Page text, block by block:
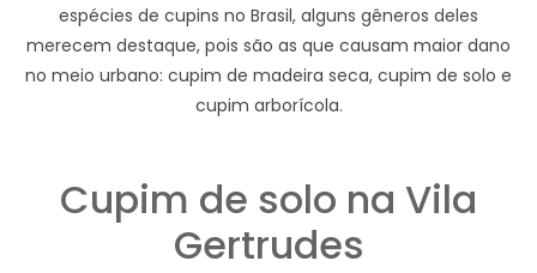
espécies de cupins no Brasil, alguns gêneros deles
merecem destaque, pois são as que causam maior dano
no meio urbano: cupim de madeira seca, cupim de solo e
cupim arborícola.
Cupim de solo na Vila
Gertrudes